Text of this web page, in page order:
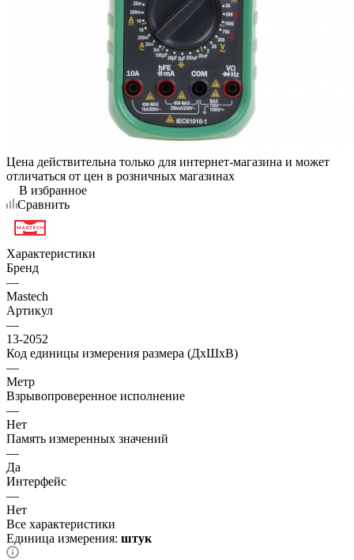
Цена действительна только для интернет-магазина и может
отличаться от цен в розничных магазинах
В избранное
Сравнить
Характеристики
Бренд
—
Mastech
Артикул
—
13-2052
Код единицы измерения размера (ДхШхВ)
—
Метр
Взрывопроверенное исполнение
—
Нет
Память измеренных значений
—
Да
Интерфейс
—
Нет
Все характеристики
Единица измерения: штук